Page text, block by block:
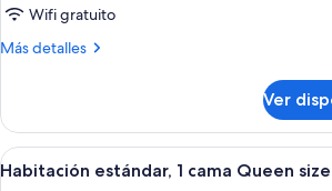
1
cama
acceso
para
personas
Wifi gratuito
Más detalles
Más
1
cama
doble,
Ver
Ver
todas
Una
8
Habitación estándar, 1 cama Queen size